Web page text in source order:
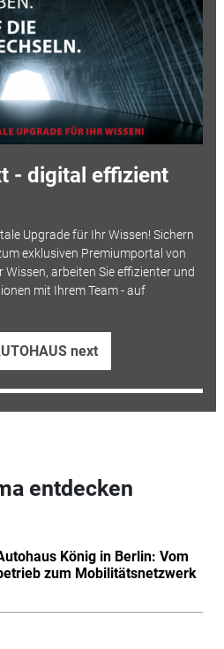
- digital effizient
Upgrade für Ihr Wissen! Sichern
exklusiven Premiumportal von
Wissen, arbeiten Sie effizienter und
mit Ihrem Team - auf
next
entdecken
König in Berlin: Vom
zum Mobilitätsnetzwerk